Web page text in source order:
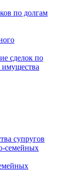
по долгам
сделок по
супругов
семейных